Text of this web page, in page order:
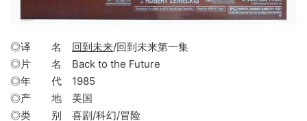
◎译 名 回到未来/回到未来第一集
◎片 名 Back to the Future
◎年 代 1985
◎产 地 美国
◎类 别 喜剧/科幻/冒险